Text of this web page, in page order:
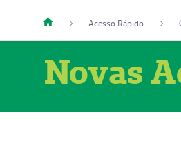
Acesso Rápido
Novas